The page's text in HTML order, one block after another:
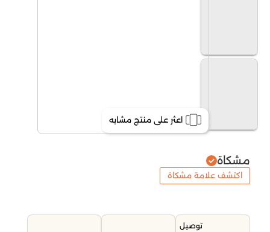
اعثر على منتج مشابه
مشكاة
اكتشف علامة مشكاة
توصيل